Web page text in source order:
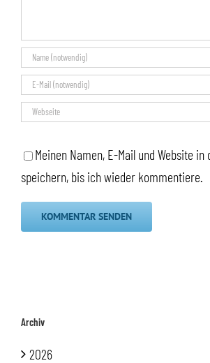
Meinen Namen, E-Mail und Website
speichern, bis ich wieder kommentiere.
Archiv
2026